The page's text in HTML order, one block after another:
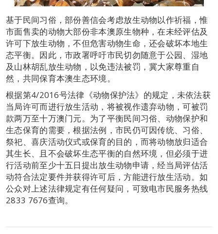
基于民间习俗，部份善信会考虑放生动物以作祈福，惟
市面售卖的动物大部份非本澳原生物种，在未经评估及
许可下放生动物，不但危害动物生命，还会破坏本地生
态平衡。因此，市政署呼吁市民切勿随意于公园、湿地
及山林胡乱放生动物，以免违法被罚，冀大家尊重自
然，共同保育本澳生态环境。
根据第4/2016号法律《动物保护法》的规定，未依法获
当局许可而进行放生活动，将被视作遗弃动物，可被罚
款两万至十万澳门元。为了平衡民间习俗、动物保护和
生态保育的需要，根据法例，市民仍可因传统、习俗、
祭祀、喜庆活动仪式或保育的目的，而将动物放归适合
其生长、且不会破坏生态平衡的自然环境，但必须于进
行活动前至少十五日提出放生动物申请，经当局评估活
动符合法定要件并获得许可后，方能进行放生活动。如
公众对上述法律规定有任何疑问，可致电市民服务热线
2833 7676查询。